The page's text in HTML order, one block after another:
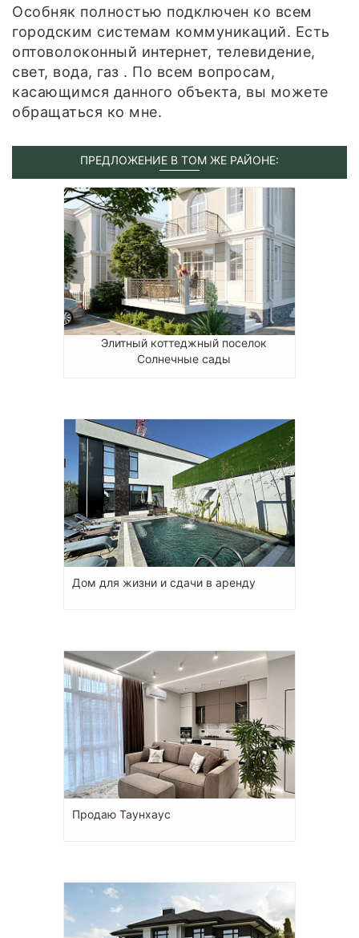
Особняк полностью подключен ко всем
городским системам коммуникаций. Есть
оптоволоконный интернет, телевидение,
свет, вода, газ . По всем вопросам,
касающимся данного объекта, вы можете
обращаться ко мне.
ПРЕДЛОЖЕНИЕ В ТОМ ЖЕ РАЙОНЕ:
Элитный коттеджный поселок
Солнечные сады
Дом для жизни и сдачи в аренду
Продаю Таунхаус